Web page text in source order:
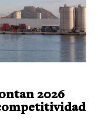
2026